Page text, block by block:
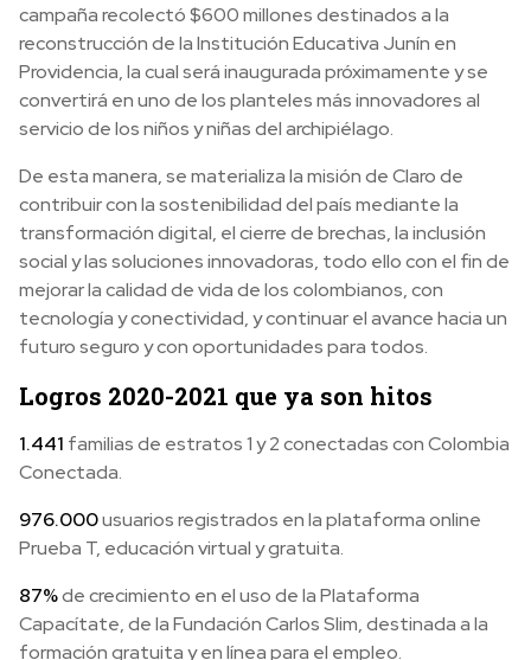
campaña recolectó $600 millones destinados a la
reconstrucción de la Institución Educativa Junín en
Providencia, la cual será inaugurada próximamente y se
convertirá en uno de los planteles más innovadores al
servicio de los niños y niñas del archipiélago.
De esta manera, se materializa la misión de Claro de
contribuir con la sostenibilidad del país mediante la
transformación digital, el cierre de brechas, la inclusión
social y las soluciones innovadoras, todo ello con el fin de
mejorar la calidad de vida de los colombianos, con
tecnología y conectividad, y continuar el avance hacia un
futuro seguro y con oportunidades para todos.
Logros 2020-2021 que ya son hitos
1.441 familias de estratos 1 y 2 conectadas con Colombia
Conectada.
976.000usuarios registrados en la plataforma online
Prueba T, educación virtual y gratuita.
87%de crecimiento en el uso de la Plataforma
Capacítate, de la Fundación Carlos Slim, destinada a la
formación gratuita y en línea para el empleo.